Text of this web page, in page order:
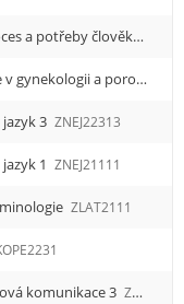
ZOPP21111 Ošetřovatelský proces a potřeby člověka 1
ZOPG2232 Ošetřovatelská péče v gynekologii a porodnictví
jazyk 3 ZNEJ22313
1 ZNEJ21111
ZLAT2111
komunikace 3 ZKOM22313